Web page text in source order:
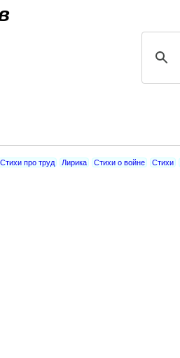
Стихи про труд Лирика Стихи о войне Стихи